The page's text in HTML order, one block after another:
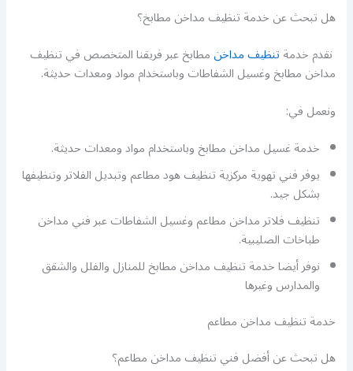
هل تبحث عن خدمة تنظيف مداخن مطابخ؟
نقدم خدمةتنظيف مداخنمطابخ عبر فريقنا المتخصص في تنظيف
مداخن مطابخ وغسيل الشفاطات وباستخدام مواد ومعدات حديثة.
ونعمل في:
خدمة غسيل مداخن مطابخ وباستخدام مواد ومعدات حديثة.
يوفر فني تهوية مركزية تنظيف هود مطاعم وتبديل الفلاتر وتنظيفها
بشكل جيد.
تنظيف فلاتر مداخن مطاعم وغسيل الشفاطات عبر فني مداخن
طباخات الصليبية.
نوفر أيضا خدمة تنظيف مداخن مطابخ للمنازل والفلل والشقق
والمدارس وغيرها
خدمة تنظيف مداخن مطاعم
هل تبحث عن أفضل فني تنظيف مداخن مطاعم؟